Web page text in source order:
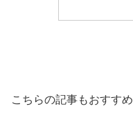
こちらの記事もおすすめ